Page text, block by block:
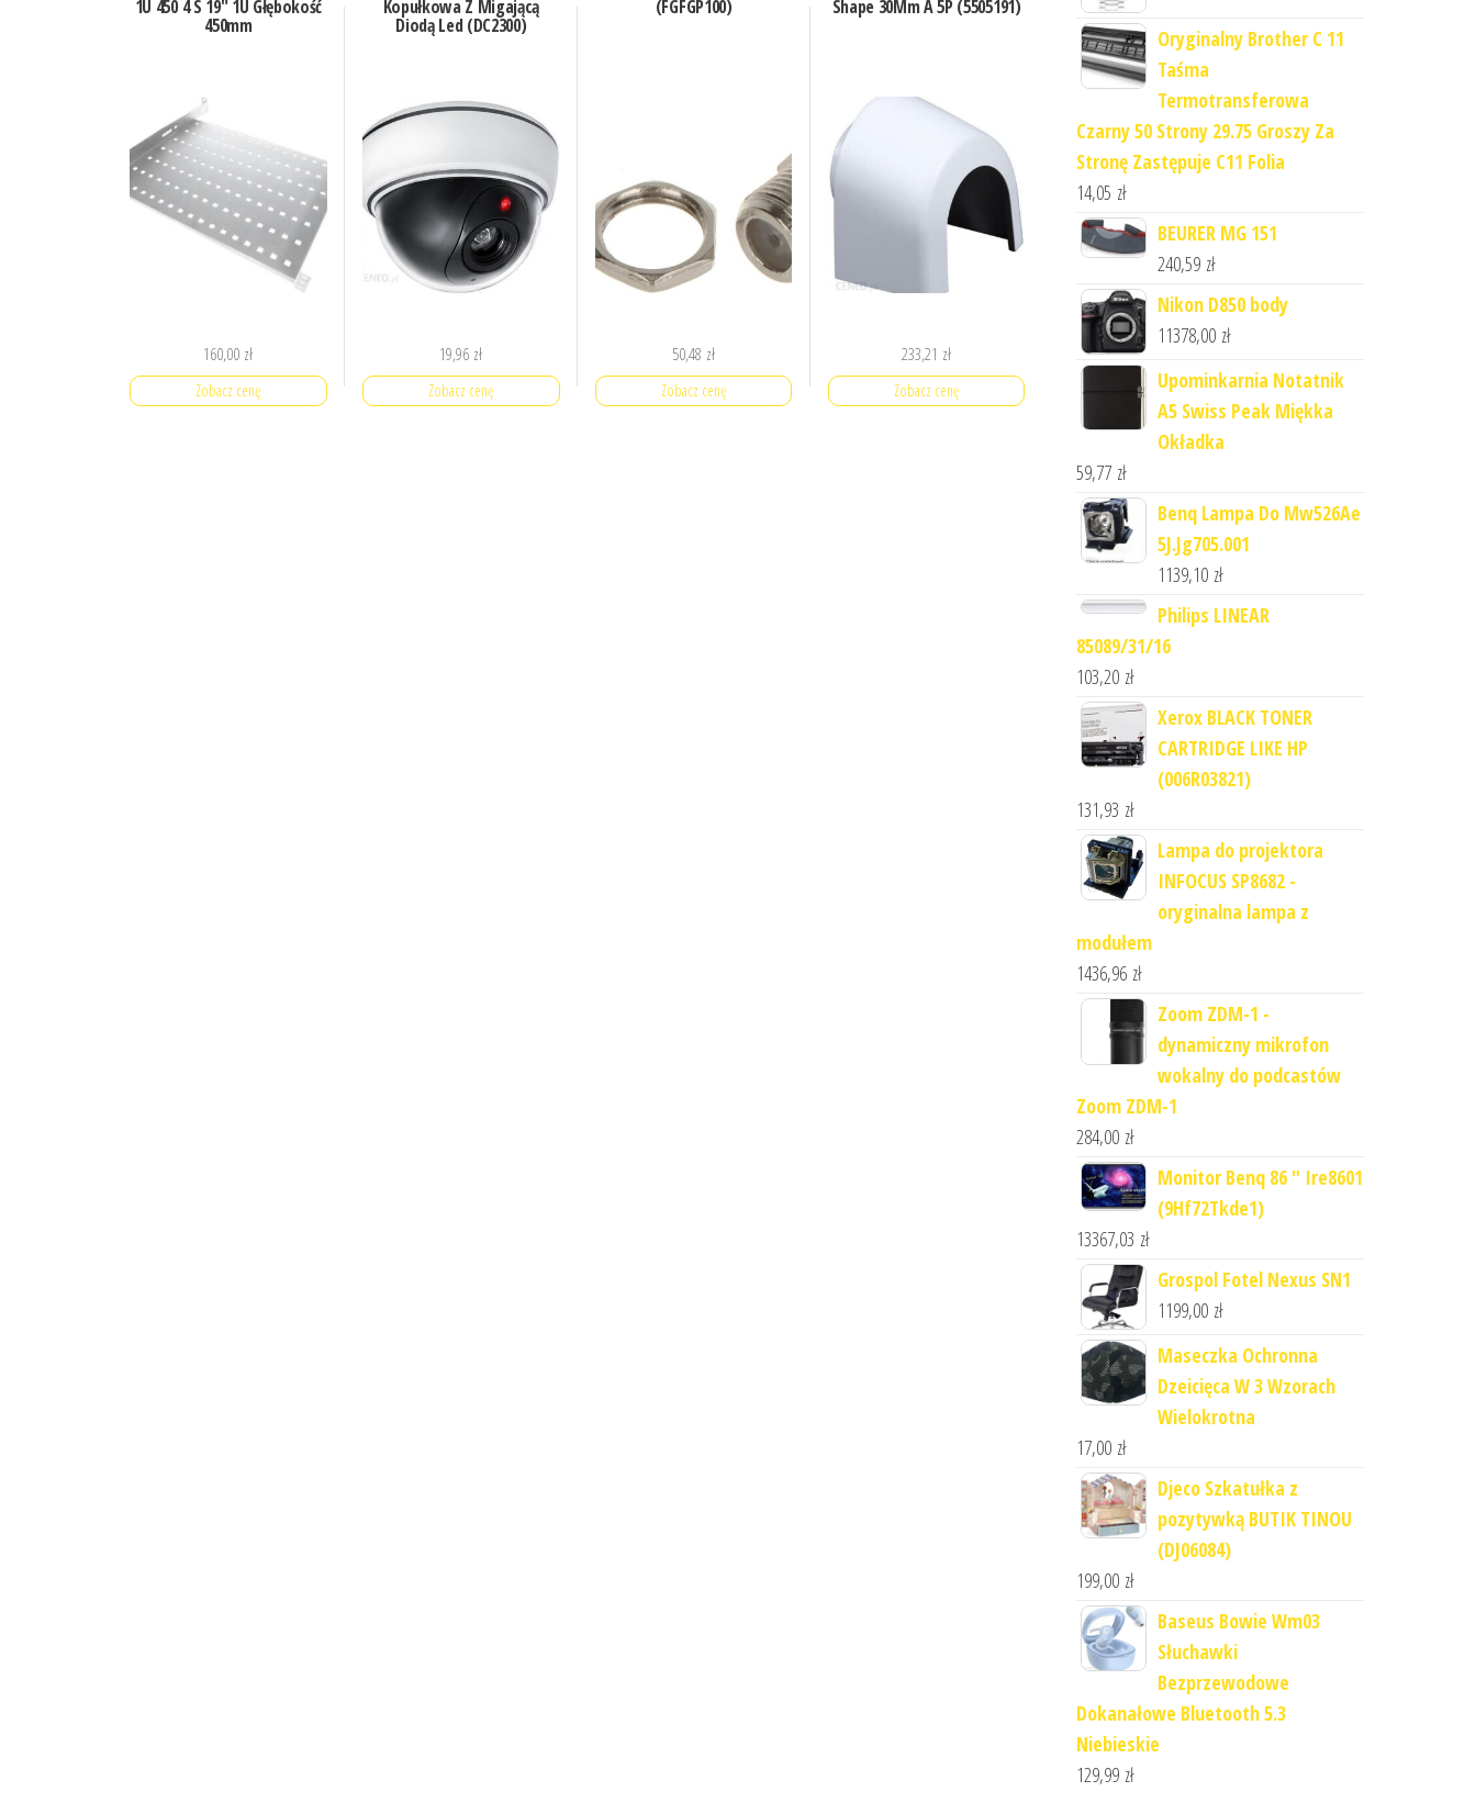
1U 450 4 S 19″ 1U Głębokość
450mm
160,00 zł
Zobacz cenę
Kopułkowa Z Migającą
Diodą Led (DC2300)
19,96 zł
Zobacz cenę
(FGFGP100)
50,48 zł
Zobacz cenę
Shape 30Mm A 5P (5505191)
233,21 zł
Zobacz cenę
Oryginalny Brother C 11
Taśma
Termotransferowa
Czarny 50 Strony 29.75 Groszy Za
Stronę Zastępuje C11 Folia
14,05 zł
BEURER MG 151
240,59 zł
Nikon D850 body
11378,00 zł
Upominkarnia Notatnik
A5 Swiss Peak Miękka
Okładka
59,77 zł
Benq Lampa Do Mw526Ae
5J.Jg705.001
1139,10 zł
Philips LINEAR
85089/31/16
103,20 zł
Xerox BLACK TONER
CARTRIDGE LIKE HP
(006R03821)
131,93 zł
Lampa do projektora
INFOCUS SP8682 -
oryginalna lampa z
modułem
1436,96 zł
Zoom ZDM-1 -
dynamiczny mikrofon
wokalny do podcastów
Zoom ZDM-1
284,00 zł
Monitor Benq 86 " Ire8601
(9Hf72Tkde1)
13367,03 zł
Grospol Fotel Nexus SN1
1199,00 zł
Maseczka Ochronna
Dzeicięca W 3 Wzorach
Wielokrotna
17,00 zł
Djeco Szkatułka z
pozytywką BUTIK TINOU
(DJ06084)
199,00 zł
Baseus Bowie Wm03
Słuchawki
Bezprzewodowe
Dokanałowe Bluetooth 5.3
Niebieskie
129,99 zł